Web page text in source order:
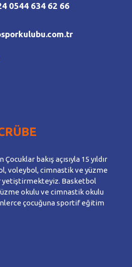
0544 634 62 66
bakış açısıyla 15 yıldır
voleybol, cimnastik ve yüzme
yetiştirmekteyiz. Basketbol
okulu ve cimnastik okulu
çocuğuna sportif eğitim